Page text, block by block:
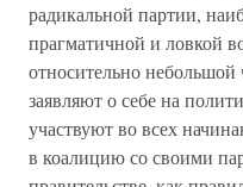
радикальной партии,
прагматичной и ловкой
относительно
заявляют о себе на
участвуют во всех
в коалицию со своими